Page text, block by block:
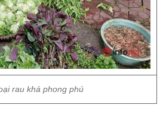
rau khá phong phú